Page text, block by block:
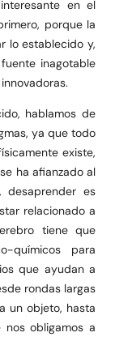
en el
porque la
lo establecido y,
inagotable
hablamos de
ya que todo
existe,
ha afianzado al
desaprender es
relacionado a
tiene que
químicos para
que ayudan a
rondas largas
un objeto, hasta
obligamos a